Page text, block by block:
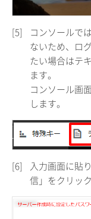
[5]
コンソールで
ないため、ロ
たい場合はテ
ます。
コンソール画
します。
[6]
入力画面に貼
信」をクリッ